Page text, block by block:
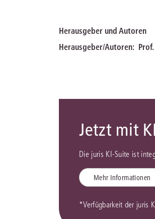
Herausgeber und Autoren
Herausgeber/Autoren:
Jetzt mit
Die juris KI-Suite ist
Mehr Informationen
*Verfügbarkeit der juris